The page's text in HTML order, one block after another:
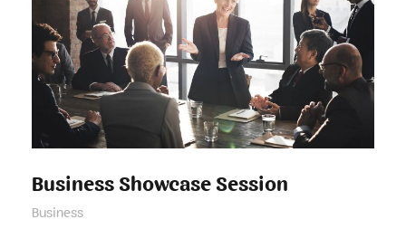
Business Showcase Session
Business Showcase Session
Business